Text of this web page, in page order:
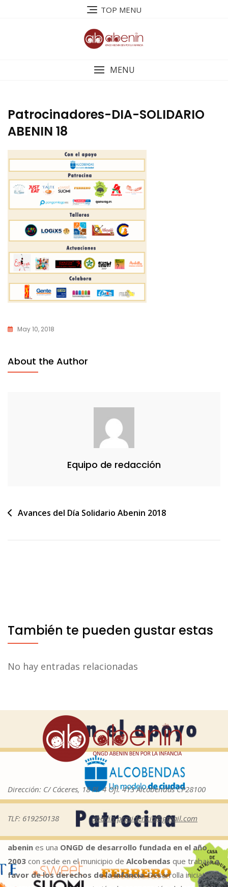
TOP MENU
MENU
Patrocinadores-DIA-SOLIDARIO
ABENIN 18
May 10, 2018
About the Author
Equipo de redacción
Navegación
entradas
Avances del Día Solidario Abenin 2018
También te pueden gustar estas
No hay entradas relacionadas
Dirección: C/ Cáceres, 18 Pl. 4 Ofi. 413 Alcobendas CP28100
TLF: 619250138abenin.presidencia@gmail.com
abenin es una ONGD de desarrollo fundada en el año
2003 con sede en el municipio de Alcobendas que trabajaa
favor de los derechos de la infancia. Desarrolla iniciativas